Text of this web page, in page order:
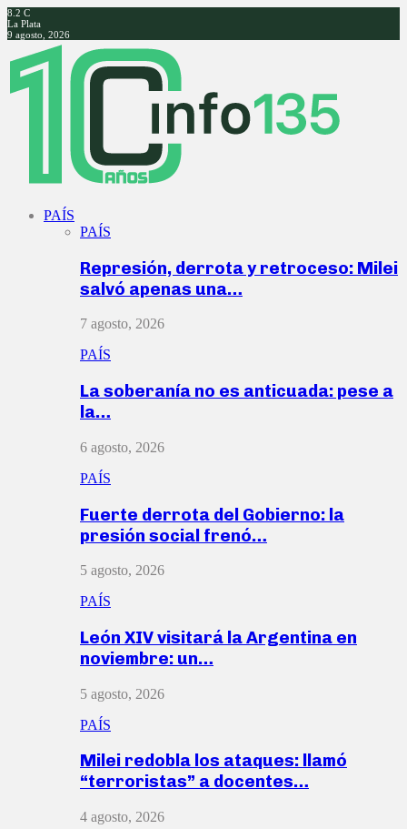
8.2 C
La Plata
9 agosto, 2026
Facebook
Twitter
Instagram
Youtube
PAÍS
PAÍS
Represión, derrota y retroceso: Milei
salvó apenas una…
7 agosto, 2026
PAÍS
La soberanía no es anticuada: pese a
la…
6 agosto, 2026
PAÍS
Fuerte derrota del Gobierno: la
presión social frenó…
5 agosto, 2026
PAÍS
León XIV visitará la Argentina en
noviembre: un…
5 agosto, 2026
PAÍS
Milei redobla los ataques: llamó
“terroristas” a docentes…
4 agosto, 2026